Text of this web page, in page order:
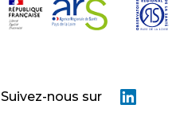
Suivez-nous sur